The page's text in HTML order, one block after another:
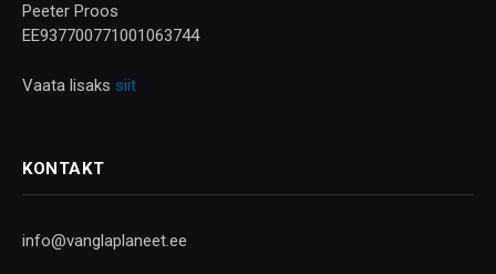
Peeter Proos
EE937700771001063744
Vaata lisaks siit
KONTAKT
info@vanglaplaneet.ee